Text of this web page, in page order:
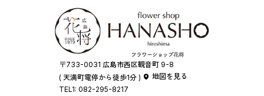
〒733-0031 広島市西区観音町 9-8
( 天満町電停から徒歩1分 )
地図を見る
TEL1: 082-295-8217